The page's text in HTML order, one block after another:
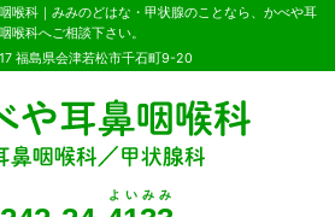
喉科｜みみのどはな・甲状腺のことなら、かべや耳
喉科へご相談下さい。
福島県会津若松市千石町9-20
よいみみ